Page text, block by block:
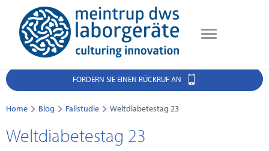
FORDERN SIE EINEN RÜCKRUF AN
Home Blog Fallstudie Weltdiabetestag 23
Weltdiabetestag 23